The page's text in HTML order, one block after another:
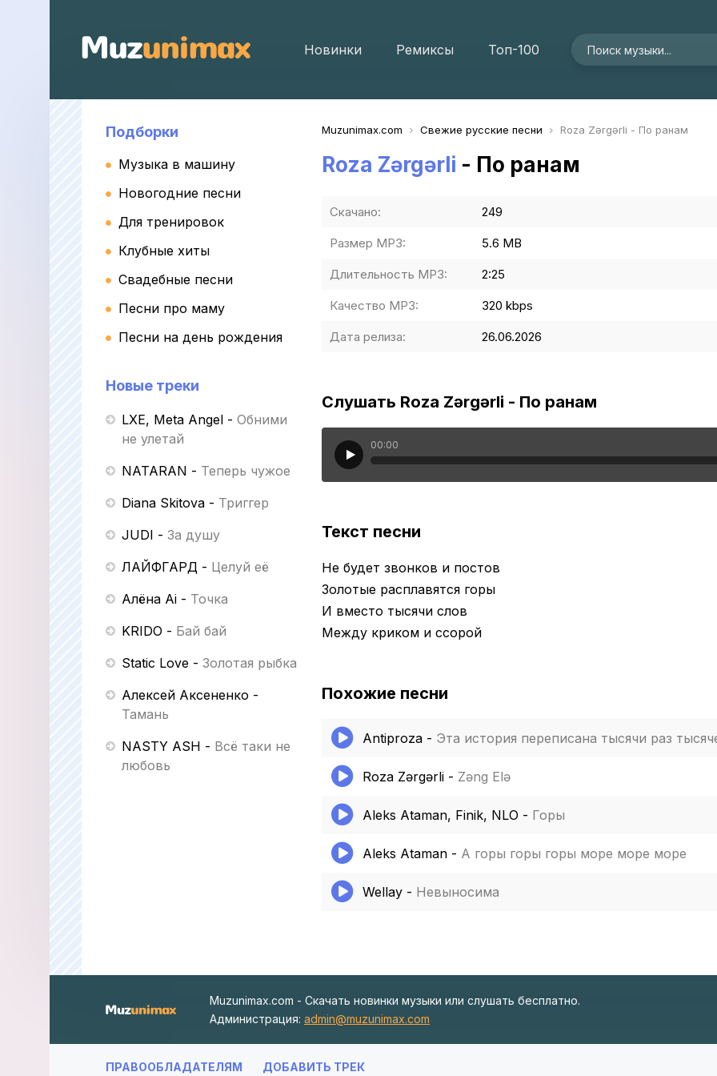
Новинки Ремиксы Топ-100
Подборки
Музыка в машину
Новогодние песни
Для тренировок
Клубные хиты
Свадебные песни
Песни про маму
Песни на день рождения
Новые треки
LXE, Meta Angel - Обними
не улетай
NATARAN - Теперь чужое
Diana Skitova - Триггер
JUDI - За душу
ЛАЙФГАРД - Целуй её
Алёна Ai - Точка
KRIDO - Бай бай
Static Love - Золотая рыбка
Алексей Аксененко -
Тамань
NASTY ASH - Всё таки не
любовь
Muzunimax.com Свежие русские песни Roza Zərgərli - По ранам
Roza Zərgərli - По ранам
Скачано: 249
Размер MP3: 5.6 MB
Длительность MP3: 2:25
Качество MP3: 320 kbps
Дата релиза: 26.06.2026
Слушать Roza Zərgərli - По ранам
00:00
Текст песни
Не будет звонков и постов
Золотые расплавятся горы
И вместо тысячи слов
Между криком и ссорой
Похожие песни
Antiproza - Эта история переписана тысячи раз
Roza Zərgərli - Zəng Elə
Aleks Ataman, Finik, NLO - Горы
Aleks Ataman - А горы горы горы море море море
Wellay - Невыносима
Muzunimax.com - Скачать новинки музыки или слушать бесплатно.
Администрация: admin@muzunimax.com
ПРАВООБЛАДАТЕЛЯМ ДОБАВИТЬ ТРЕК